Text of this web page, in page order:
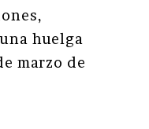
huelga
marzo de